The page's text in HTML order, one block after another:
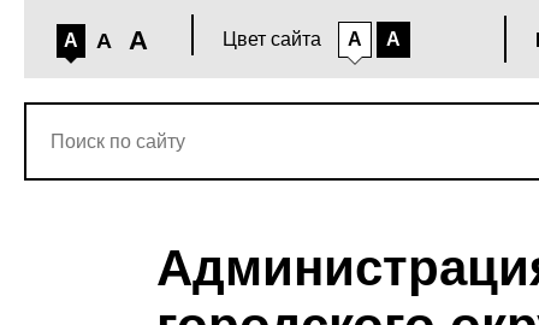
A A A Цвет сайта A A